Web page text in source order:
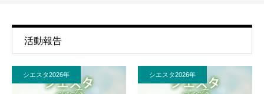
活動報告
シエスタ2026年 シエスタ2026年